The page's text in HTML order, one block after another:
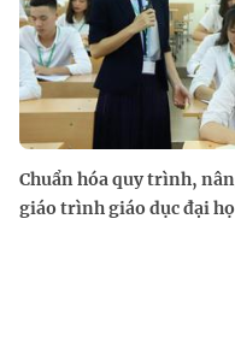
Chuẩn hóa quy trình,
giáo trình giáo dục đại